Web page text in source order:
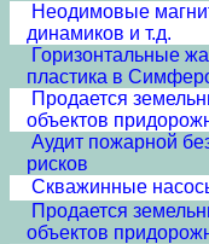
Неодимовые
динамиков и т.д.
Горизонтальные
пластика в
Продается
объектов
Аудит пожарной
рисков
Скважинные
Продается
объектов